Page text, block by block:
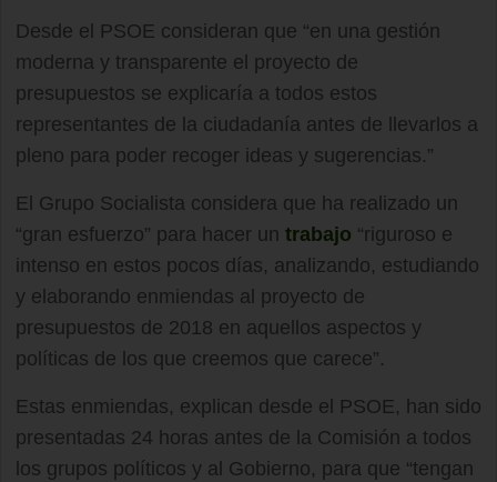
Desde el PSOE consideran que “en una gestión
moderna y transparente el proyecto de
presupuestos se explicaría a todos estos
representantes de la ciudadanía antes de llevarlos a
pleno para poder recoger ideas y sugerencias.”
El Grupo Socialista considera que ha realizado un
“gran esfuerzo” para hacer un trabajo “riguroso e
intenso en estos pocos días, analizando, estudiando
y elaborando enmiendas al proyecto de
presupuestos de 2018 en aquellos aspectos y
políticas de los que creemos que carece”.
Estas enmiendas, explican desde el PSOE, han sido
presentadas 24 horas antes de la Comisión a todos
los grupos políticos y al Gobierno, para que “tengan